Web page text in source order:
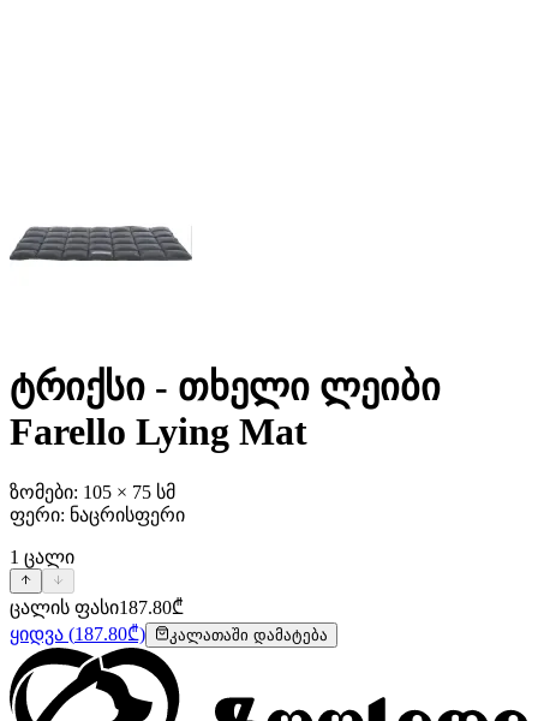
ტრიქსი - თხელი ლეიბი
Farello Lying Mat
ზომები: 105 × 75 სმ
ფერი: ნაცრისფერი
1 ცალი
ცალის ფასი187.80₾
ყიდვა (187.80₾) კალათაში დამატება